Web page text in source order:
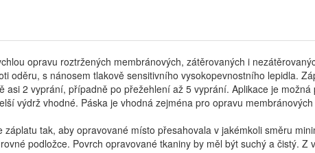
opravu roztržených membránových, zátěrovaných i
oděru, s nánosem tlakově sensitivního vysokopevnostního lepidla.
asi 2 vyprání, případně po přežehlení až 5 vyprání. Aplikace je
výdrž vhodné. Páska je vhodná zejména pro opravu
tak, aby opravované místo přesahovala v jakémkoli směru
podložce. Povrch opravované tkaniny by měl být suchý a čistý.